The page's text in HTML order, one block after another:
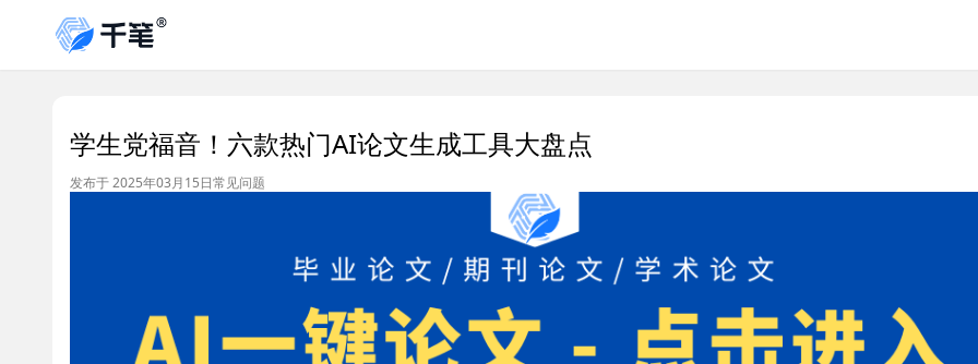
学生党福音！六款热门AI论文生成工具大盘点
发布于 2025年03月15日常见问题